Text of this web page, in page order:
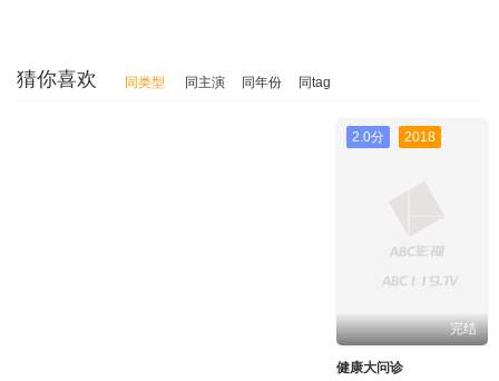
猜你喜欢 同类型 同主演 同年份 同tag
2.0分 2018
完结
健康大问诊